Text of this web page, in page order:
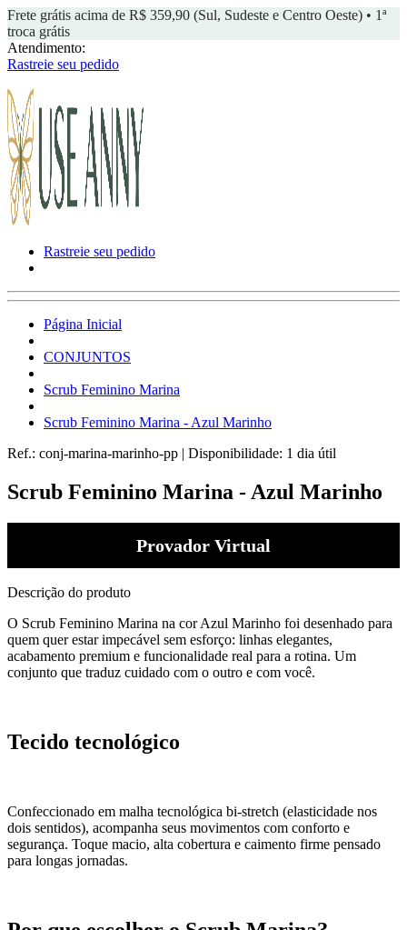
Frete grátis acima de R$ 359,90 (Sul, Sudeste e Centro Oeste) • 1ª
troca grátis
Atendimento:
Rastreie seu pedido
Rastreie seu pedido
Página Inicial
CONJUNTOS
Scrub Feminino Marina
Scrub Feminino Marina - Azul Marinho
Ref.: conj-marina-marinho-pp | Disponibilidade: 1 dia útil
Scrub Feminino Marina - Azul Marinho
Provador Virtual
Descrição do produto
O Scrub Feminino Marina na cor Azul Marinho foi desenhado para
quem quer estar impecável sem esforço: linhas elegantes,
acabamento premium e funcionalidade real para a rotina. Um
conjunto que traduz cuidado com o outro e com você.
Tecido tecnológico
Confeccionado em malha tecnológica bi-stretch (elasticidade nos
dois sentidos), acompanha seus movimentos com conforto e
segurança. Toque macio, alta cobertura e caimento firme pensado
para longas jornadas.